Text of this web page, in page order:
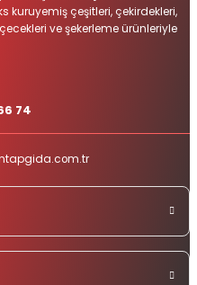
kuruyemiş çeşitleri, çekirdekleri,
ve şekerleme ürünleriyle
74